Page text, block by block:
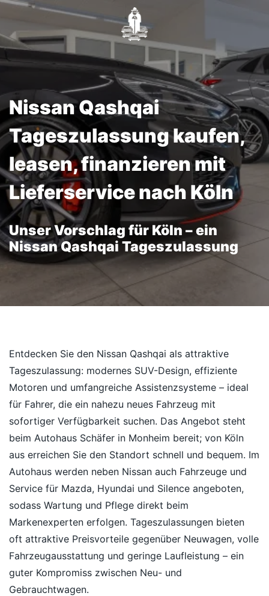
Nissan Qashqai
Tageszulassung kaufen,
leasen, finanzieren mit
Lieferservice nach Köln
Unser Vorschlag für Köln – ein
Nissan Qashqai Tageszulassung
Entdecken Sie den Nissan Qashqai als attraktive
Tageszulassung: modernes SUV-Design, effiziente
Motoren und umfangreiche Assistenzsysteme – ideal
für Fahrer, die ein nahezu neues Fahrzeug mit
sofortiger Verfügbarkeit suchen. Das Angebot steht
beim Autohaus Schäfer in Monheim bereit; von Köln
aus erreichen Sie den Standort schnell und bequem. Im
Autohaus werden neben Nissan auch Fahrzeuge und
Service für Mazda, Hyundai und Silence angeboten,
sodass Wartung und Pflege direkt beim
Markenexperten erfolgen. Tageszulassungen bieten
oft attraktive Preisvorteile gegenüber Neuwagen, volle
Fahrzeugausstattung und geringe Laufleistung – ein
guter Kompromiss zwischen Neu- und
Gebrauchtwagen.